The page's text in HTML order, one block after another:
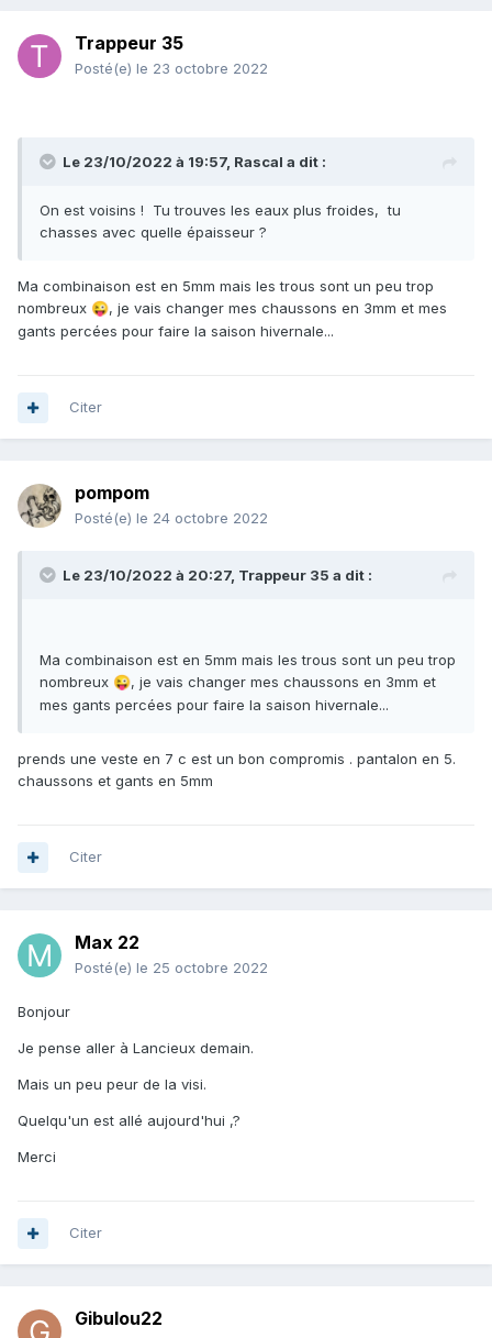
Trappeur 35
Posté(e) le 23 octobre 2022
Le 23/10/2022 à 19:57, Rascal a dit :
On est voisins ! Tu trouves les eaux plus froides, tu
chasses avec quelle épaisseur ?
Ma combinaison est en 5mm mais les trous sont un peu trop
nombreux 😜, je vais changer mes chaussons en 3mm et mes
gants percées pour faire la saison hivernale...
Citer
pompom
Posté(e) le 24 octobre 2022
Le 23/10/2022 à 20:27, Trappeur 35 a dit :
Ma combinaison est en 5mm mais les trous sont un peu trop
nombreux 😜, je vais changer mes chaussons en 3mm et
mes gants percées pour faire la saison hivernale...
prends une veste en 7 c est un bon compromis . pantalon en 5.
chaussons et gants en 5mm
Citer
Max 22
Posté(e) le 25 octobre 2022
Bonjour
Je pense aller à Lancieux demain.
Mais un peu peur de la visi.
Quelqu'un est allé aujourd'hui ,?
Merci
Citer
Gibulou22